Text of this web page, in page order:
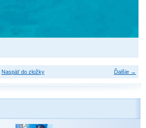
Ďalšie →
Naspäť do zložky